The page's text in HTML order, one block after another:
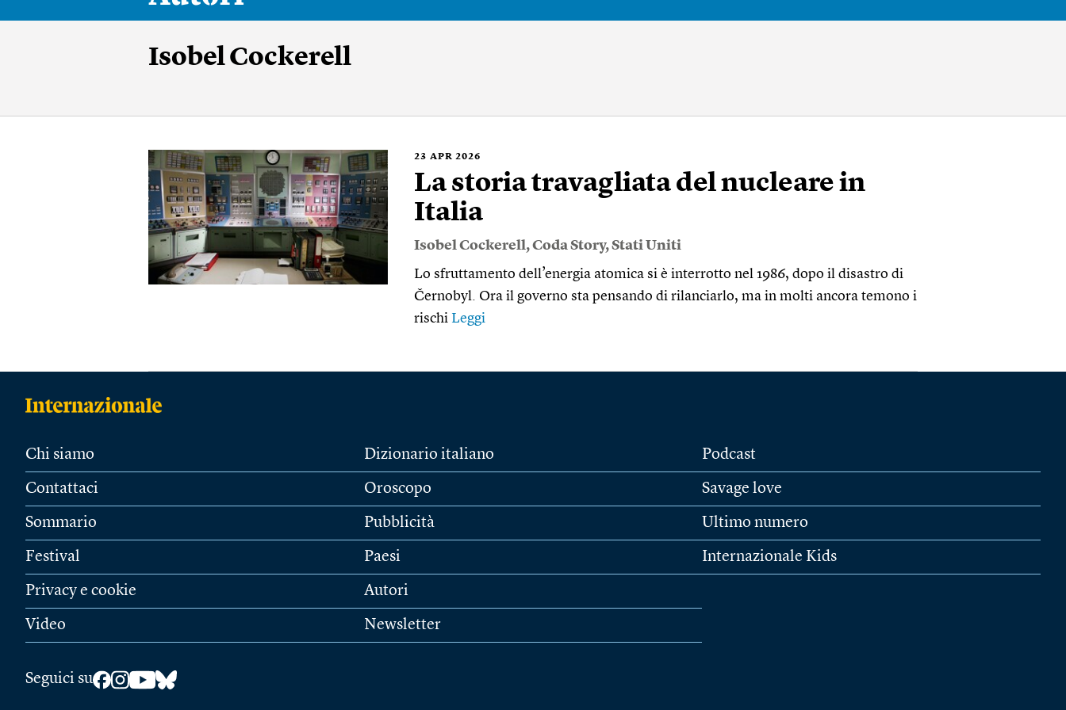
Isobel Cockerell
23 APR 2026
La storia travagliata del nucleare in
Italia
Isobel Cockerell,Coda Story,Stati Uniti
Lo sfruttamento dell’energia atomica si è interrotto nel 1986, dopo il disastro di
Černobyl. Ora il governo sta pensando di rilanciarlo, ma in molti ancora temono i
rischi Leggi
Chi siamo
Contattaci
Sommario
Festival
Privacy e cookie
Video
Dizionario italiano
Oroscopo
Pubblicità
Paesi
Autori
Newsletter
Podcast
Savage love
Ultimo numero
Internazionale Kids
Seguici su